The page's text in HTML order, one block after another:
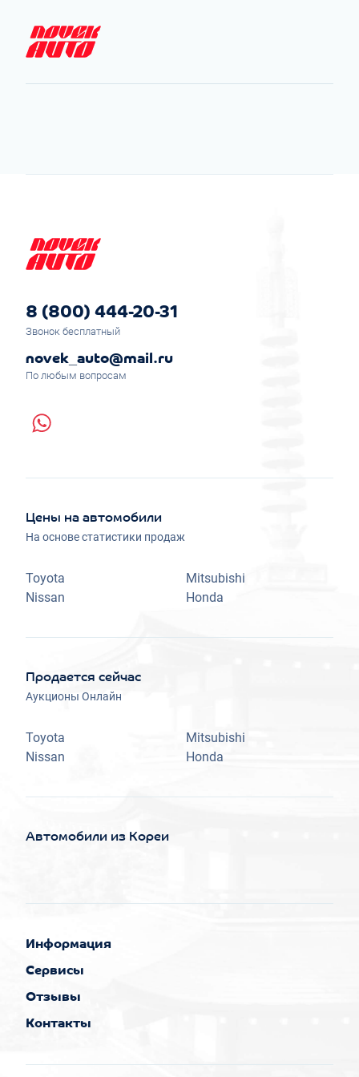
8 (800) 444-20-31
Звонок бесплатный
novek_auto@mail.ru
По любым вопросам
Цены на автомобили
На основе статистики продаж
Toyota
Nissan
Mitsubishi
Honda
Продается сейчас
Аукционы Онлайн
Toyota
Nissan
Mitsubishi
Honda
Автомобили из Кореи
Информация
Сервисы
Отзывы
Контакты